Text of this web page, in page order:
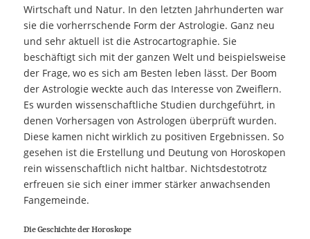
Wirtschaft und Natur. In den letzten Jahrhunderten war
sie die vorherrschende Form der Astrologie. Ganz neu
und sehr aktuell ist die Astrocartographie. Sie
beschäftigt sich mit der ganzen Welt und beispielsweise
der Frage, wo es sich am Besten leben lässt. Der Boom
der Astrologie weckte auch das Interesse von Zweiflern.
Es wurden wissenschaftliche Studien durchgeführt, in
denen Vorhersagen von Astrologen überprüft wurden.
Diese kamen nicht wirklich zu positiven Ergebnissen. So
gesehen ist die Erstellung und Deutung von Horoskopen
rein wissenschaftlich nicht haltbar. Nichtsdestotrotz
erfreuen sie sich einer immer stärker anwachsenden
Fangemeinde.
Die Geschichte der Horoskope